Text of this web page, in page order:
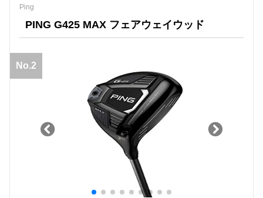
Ping
PING G425 MAX フェアウェイウッド
No.2